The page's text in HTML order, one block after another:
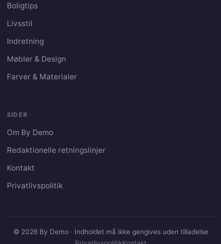
Boligtips
Livsstil
Indretning
Møbler & Design
Farver & Materialer
SIDER
Om By Demo
Redaktionelle retningslinjer
Kontakt
Privatlivspolitik
© 2026 By Demo · Indholdet må ikke gengives uden tilladelse